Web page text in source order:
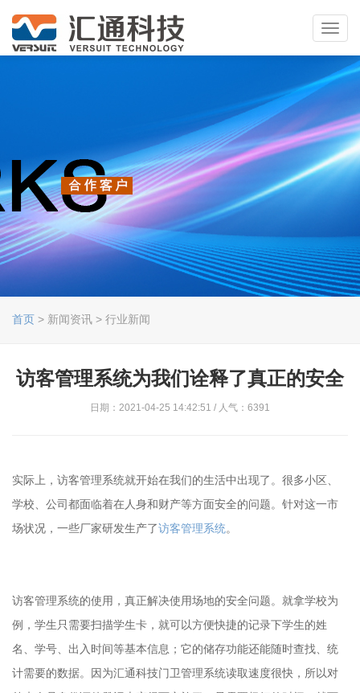
首页 > 新闻资讯 > 行业新闻
访客管理系统为我们诠释了真正的安全
日期：2021-04-25 14:42:51 / 人气：6391
实际上，访客管理系统就开始在我们的生活中出现了。很多小区、
学校、公司都面临着在人身和财产等方面安全的问题。针对这一市
场状况，一些厂家研发生产了访客管理系统。
访客管理系统的使用，真正解决使用场地的安全问题。就拿学校为
例，学生只需要扫描学生卡，就可以方便快捷的记录下学生的姓
名、学号、出入时间等基本信息；它的储存功能还能随时查找、统
计需要的数据。因为汇通科技门卫管理系统读取速度很快，所以对